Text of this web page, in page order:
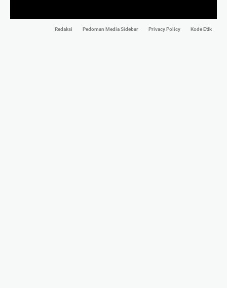
Redaksi Pedoman Media Sidebar Privacy Policy Kode Etik